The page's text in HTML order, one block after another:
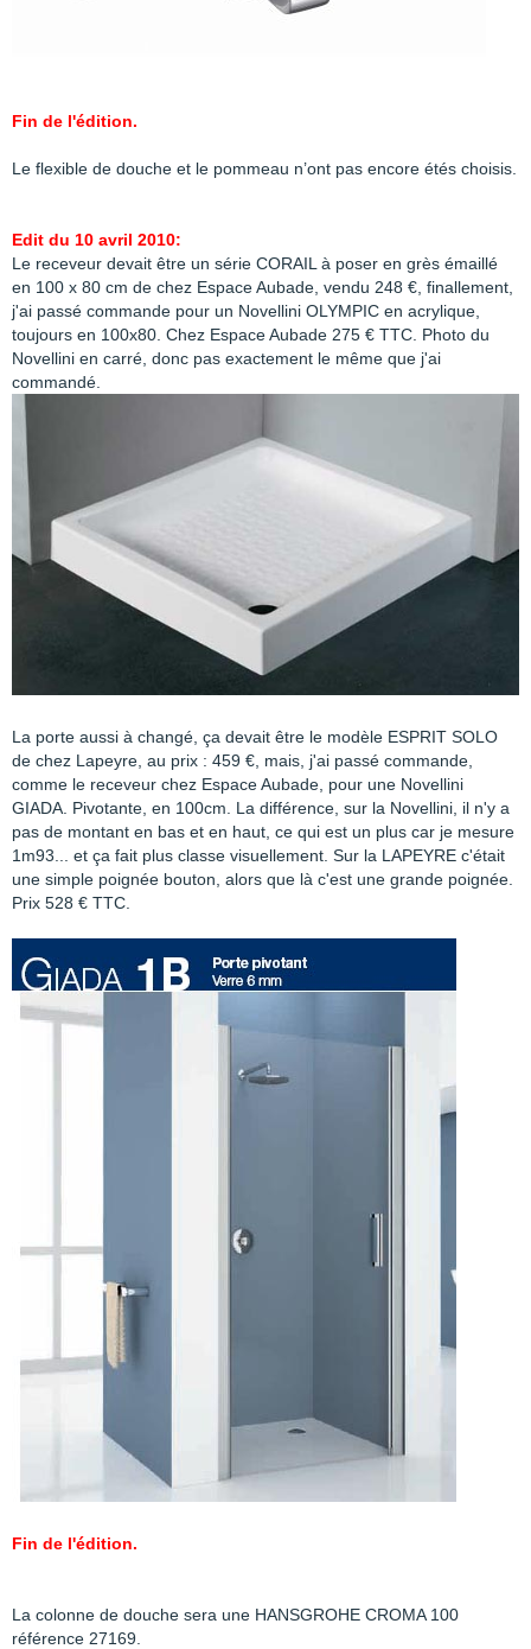
Fin de l'édition.
Le flexible de douche et le pommeau n’ont pas encore étés choisis.
Edit du 10 avril 2010:
Le receveur devait être un série CORAIL à poser en grès émaillé
en 100 x 80 cm de chez Espace Aubade, vendu 248 €, finallement,
j'ai passé commande pour un Novellini OLYMPIC en acrylique,
toujours en 100x80. Chez Espace Aubade 275 € TTC. Photo du
Novellini en carré, donc pas exactement le même que j'ai
commandé.
La porte aussi à changé, ça devait être le modèle ESPRIT SOLO
de chez Lapeyre, au prix : 459 €, mais, j'ai passé commande,
comme le receveur chez Espace Aubade, pour une Novellini
GIADA. Pivotante, en 100cm. La différence, sur la Novellini, il n'y a
pas de montant en bas et en haut, ce qui est un plus car je mesure
1m93... et ça fait plus classe visuellement. Sur la LAPEYRE c'était
une simple poignée bouton, alors que là c'est une grande poignée.
Prix 528 € TTC.
Fin de l'édition.
La colonne de douche sera une HANSGROHE CROMA 100
référence 27169.